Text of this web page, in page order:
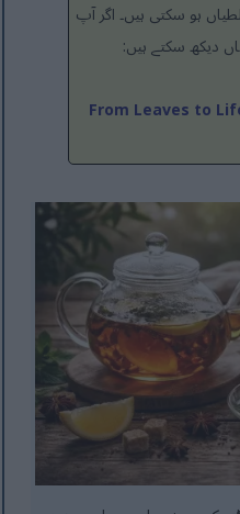
ہو سکتی ہیں۔ اگر آپ
دیکھ سکتے ہیں:
From Leaves to